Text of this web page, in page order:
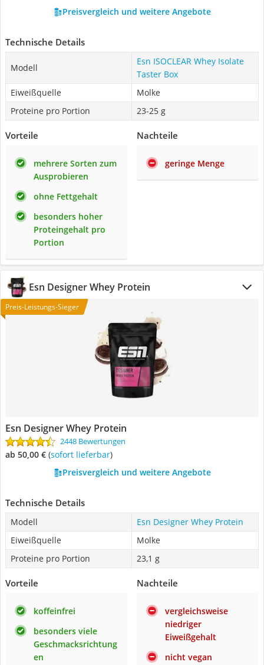
Preisvergleich und weitere Angebote
Technische Details
Modell
Esn ISOCLEAR Whey Isolate
Taster Box
Eiweißquelle
Molke
Proteine pro Portion
23-25 g
Vorteile
mehrere Sorten zum
Ausprobieren
ohne Fettgehalt
besonders hoher
Proteingehalt pro
Portion
Nachteile
geringe Menge
Esn Designer Whey Protein
Preis-Leistungs-Sieger
Esn Designer Whey Protein
2448 Bewertungen
ab 50,00 € ( Sofort lieferbar)
Preisvergleich und weitere Angebote
Technische Details
Modell
Esn Designer Whey Protein
Eiweißquelle
Molke
Proteine pro Portion
23,1 g
Vorteile
koffeinfrei
besonders viele
Geschmacksrichtung
en
Nachteile
vergleichsweise
niedriger
Eiweißgehalt
nicht vegan